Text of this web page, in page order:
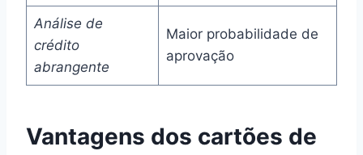
Análise de
crédito
abrangente
Maior probabilidade de
aprovação
Vantagens dos cartões de